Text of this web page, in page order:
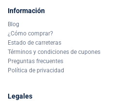
Información
Blog
¿Cómo comprar?
Estado de carreteras
Términos y condiciones de cupones
Preguntas frecuentes
Política de privacidad
Legales